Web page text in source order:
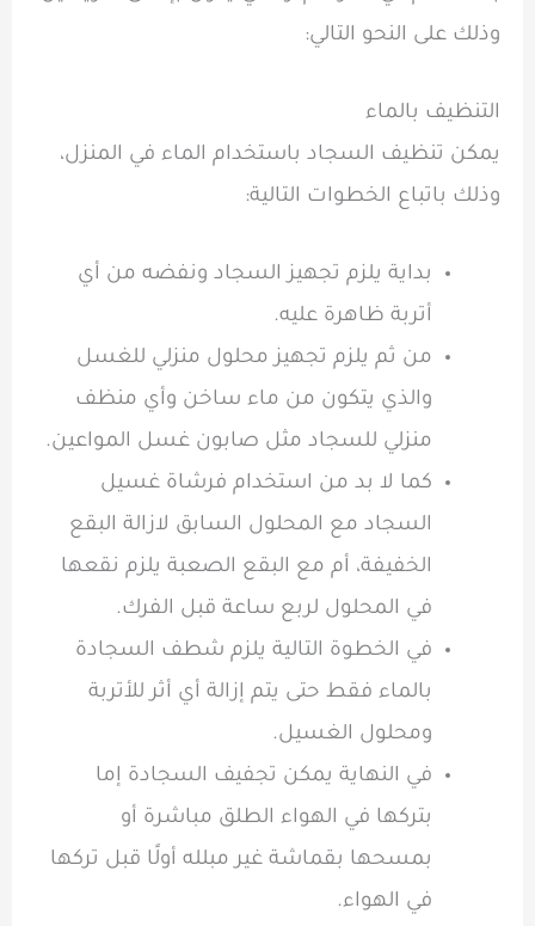
وذلك على النحو التالي:
التنظيف بالماء
يمكن تنظيف السجاد باستخدام الماء في المنزل،
وذلك باتباع الخطوات التالية:
بداية يلزم تجهيز السجاد ونفضه من أي
أتربة ظاهرة عليه.
من ثم يلزم تجهيز محلول منزلي للغسل
والذي يتكون من ماء ساخن وأي منظف
منزلي للسجاد مثل صابون غسل المواعين.
كما لا بد من استخدام فرشاة غسيل
السجاد مع المحلول السابق لازالة البقع
الخفيفة، أم مع البقع الصعبة يلزم نقعها
في المحلول لربع ساعة قبل الفرك.
في الخطوة التالية يلزم شطف السجادة
بالماء فقط حتى يتم إزالة أي أثر للأتربة
ومحلول الغسيل.
في النهاية يمكن تجفيف السجادة إما
بتركها في الهواء الطلق مباشرة أو
بمسحها بقماشة غير مبلله أولًا قبل تركها
في الهواء.